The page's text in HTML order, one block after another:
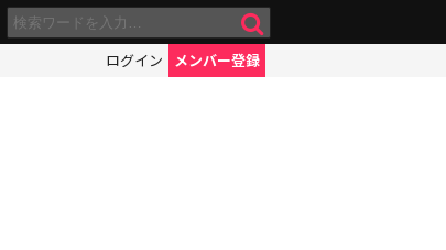
ログイン メンバー登録